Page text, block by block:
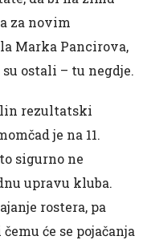
za novim
Marka Pancirova,
ostali – tu negdje.
rezultatski
je na 11.
sigurno ne
upravu kluba.
rostera, pa
će se pojačanja